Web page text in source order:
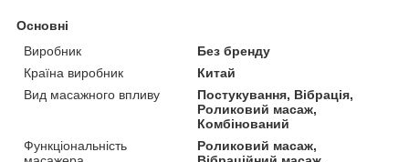
Основні
Виробник
Без бренду
Країна виробник
Китай
Вид масажного впливу
Постукування, Вібрація,
Роликовий масаж,
Комбінований
Функціональність
Роликовий масаж,